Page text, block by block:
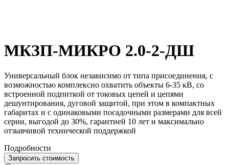
МКЗП-МИКРО 2.0-2-ДШ
Универсальный блок независимо от типа присоединения, с
возможностью комплексно охватить объекты 6-35 кВ, со
встроенной подпиткой от токовых цепей и цепями
дешунтирования, дуговой защитой, при этом в компактных
габаритах и с одинаковыми посадочными размерами для всей
серии, выгодой до 30%, гарантией 10 лет и максимально
отзывчивой технической поддержкой
Подробности
Запросить стоимость